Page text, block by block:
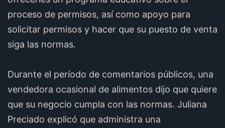
proceso de permisos, así como apoyo para
solicitar permisos y hacer que su puesto de venta
siga las normas.
Durante el período de comentarios públicos, una
vendedora ocasional de alimentos dijo que quiere
que su negocio cumpla con las normas. Juliana
Preciado explicó que administra una